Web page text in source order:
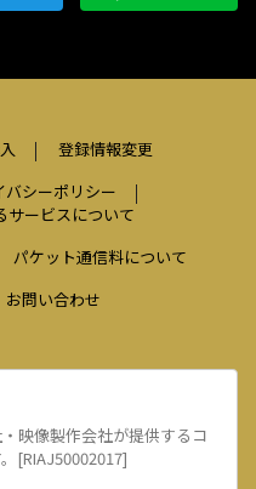
登録情報変更
バシーポリシー
サービスについて
パケット通信料について
お問い合わせ
映像製作会社が提供するコ
[RIAJ50002017]